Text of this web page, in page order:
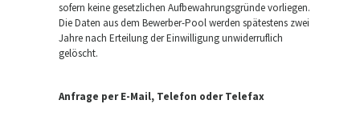
sofern keine gesetzlichen Aufbewahrungsgründe vorliegen.
Die Daten aus dem Bewerber-Pool werden spätestens zwei
Jahre nach Erteilung der Einwilligung unwiderruflich
gelöscht.
Anfrage per E-Mail, Telefon oder Telefax